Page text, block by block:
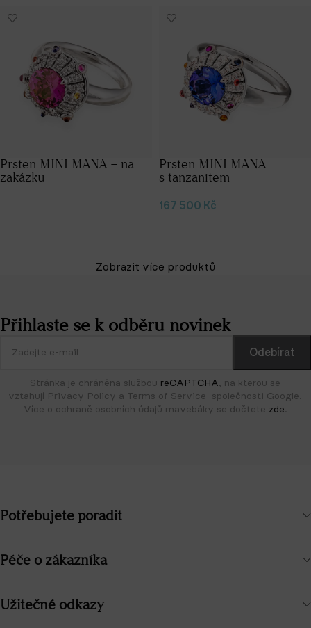
Prsten MINI MANA – na
zakázku
Prsten MINI MANA
s tanzanitem
167 500 Kč
Zobrazit více produktů
Přihlaste se k odběru novinek
Stránka je chráněna službou reCAPTCHA, na kterou se
vztahují Privacy Policy a Terms of Service společnosti Google.
Více o ochraně osobních údajů mavebáky se dočtete zde
Potřebujete poradit
Péče o zákazníka
Užitečné odkazy